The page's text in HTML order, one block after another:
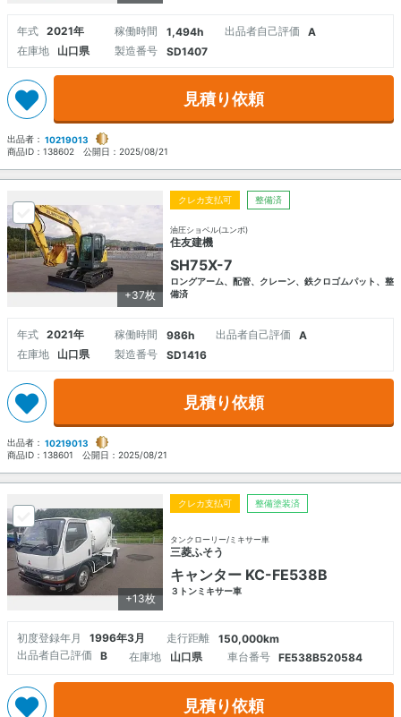
年式 2021年 稼働時間 1,494h 出品者自己評価
A
在庫地
山口県 製造番号 SD1407
見積り依頼
出品者： 10219013
商品ID： 138602 公開日： 2025/08/21
+37枚
クレカ支払可 整備済
油圧ショベル(ユンボ)
住友建機
SH75X-7
ロングアーム、配管、クレーン、鉄クロゴムパット、整
備済
年式 2021年 稼働時間 986h 出品者自己評価
A
在庫地
山口県 製造番号 SD1416
見積り依頼
出品者： 10219013
商品ID： 138601 公開日： 2025/08/21
+13枚
クレカ支払可 整備塗装済
タンクローリー/ミキサー車
三菱ふそう
キャンター KC-FE538B
３トンミキサー車
初度登録年月 1996年3月 走行距離
150,000km
出品者自己評価
B 在庫地 山口県 車台番号 FE538B520584
見積り依頼